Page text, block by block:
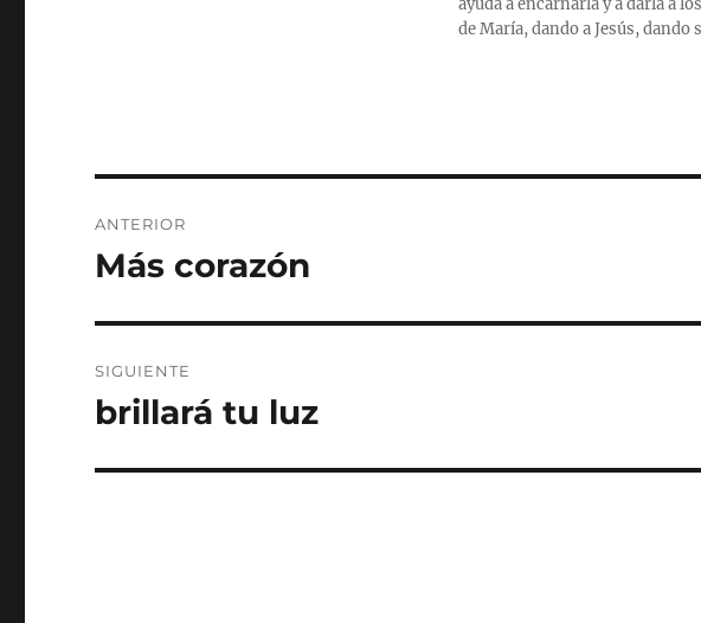
ayuda a encarnarla y a darla a
de María, dando a Jesús, dando
de
ANTERIOR
Entrada
Más corazón
SIGUIENTE
Entrada
brillará tu luz